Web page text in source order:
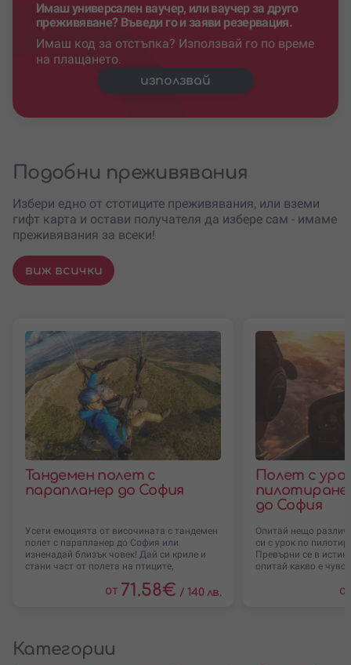
Имаш универсален ваучер, или ваучер за друго
преживяване? Въведи го и заяви резервация.
Имаш код за отстъпка? Използвай го по време
на плащането.
използвай
Подобни преживявания
Избери едно от стотиците преживявания, или вземи
гифт карта и остави получателя да избере сам - имаме
преживявания за всеки!
виж всички
Тандемен полет с
парапланер до София
Усети емоцията от височината с тандемен
полет с парапланер до София или
изненадай близък човек! Дай си криле и
стани част от полета на птиците,
от 71.58€ / 140 лв.
Полет с
до София
Опитай нещо
си с урок по
Превърни се в
опитай какво е
Категории